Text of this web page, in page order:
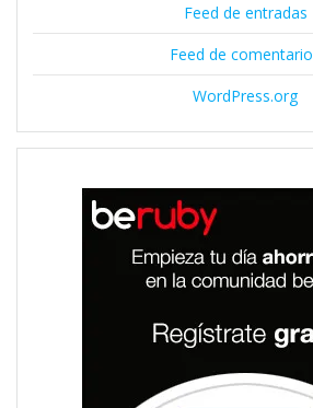
Feed de entradas
Feed de
WordPress.org